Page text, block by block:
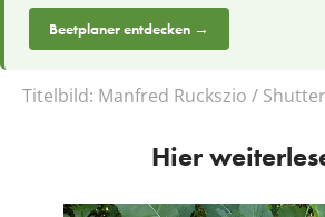
Beetplaner entdecken →
Titelbild: Manfred Ruckszio /
Hier